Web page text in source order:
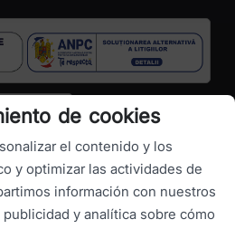
- Todos los derechos
reservados.
de cookies
el contenido y los
y optimizar las actividades de
información con nuestros
y analítica sobre cómo